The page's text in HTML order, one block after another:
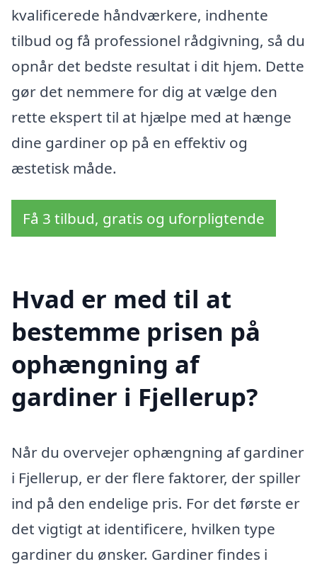
kvalificerede håndværkere, indhente
tilbud og få professionel rådgivning, så du
opnår det bedste resultat i dit hjem. Dette
gør det nemmere for dig at vælge den
rette ekspert til at hjælpe med at hænge
dine gardiner op på en effektiv og
æstetisk måde.
Få 3 tilbud, gratis og uforpligtende
Hvad er med til at
bestemme prisen på
ophængning af
gardiner i Fjellerup?
Når du overvejer ophængning af gardiner
i Fjellerup, er der flere faktorer, der spiller
ind på den endelige pris. For det første er
det vigtigt at identificere, hvilken type
gardiner du ønsker. Gardiner findes i